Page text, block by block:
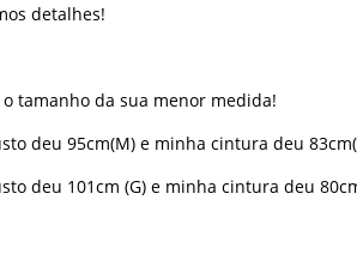
detalhes!
tamanho da sua menor medida!
deu 95cm(M) e minha cintura deu
deu 101cm (G) e minha cintura deu